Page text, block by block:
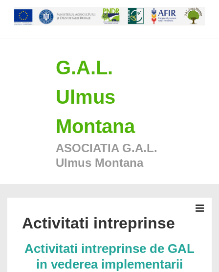
Skip
G.A.L.
Ulmus
Montana
ASOCIATIA G.A.L.
Ulmus Montana
Activitati intreprinse
Activitati intreprinse de GAL
in vederea implementarii